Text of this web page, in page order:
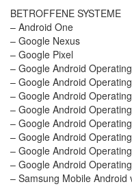
BETROFFENE SYSTEME
– Android One
– Google Nexus
– Google Pixel
– Google Android
– Google Android
– Google Android
– Google Android
– Google Android
– Google Android
– Google Android
– Google Android
– Samsung Mobile Android